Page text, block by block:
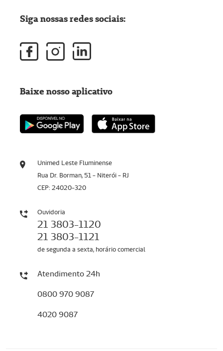
Unimed Leste Fluminense
Rua Dr. Borman, 51 - Niterói - RJ
CEP: 24020-320
Ouvidoria
21 3803-1120
21 3803-1121
de segunda a sexta, horário comercial
Atendimento 24h
0800 970 9087
4020 9087
Siga nossas redes sociais:
Baixe nosso aplicativo